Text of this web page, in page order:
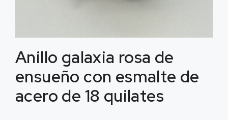
Anillo galaxia rosa de
ensueño con esmalte de
acero de 18 quilates